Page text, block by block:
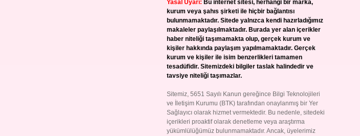
Yasal Uyarı: Bu internet sitesi, herhangi bir marka,
kurum veya şahıs şirketi ile hiçbir bağlantısı
bulunmamaktadır. Sitede yalnızca kendi hazırladığımız
makaleler paylaşılmaktadır. Burada yer alan içerikler
haber niteliği taşımamakta olup, gerçek kurum ve
kişiler hakkında paylaşım yapılmamaktadır. Gerçek
kurum ve kişiler ile isim benzerlikleri tamamen
tesadüfidir. Sitemizdeki bilgiler taslak halindedir ve
tavsiye niteliği taşımazlar.
Sitemiz, 5651 Sayılı Kanun gereğince Bilgi Teknolojileri
ve İletişim Kurumu (BTK) tarafından onaylanmış bir Yer
Sağlayıcı olarak hizmet vermektedir. Bu nedenle, sitedeki
içerikleri proaktif olarak denetleme veya araştırma
yükümlülüğümüz bulunmamaktadır. Ancak, üyelerimiz